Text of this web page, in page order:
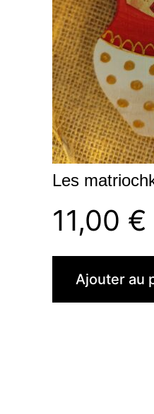
Les
11,00 €
Ajouter au